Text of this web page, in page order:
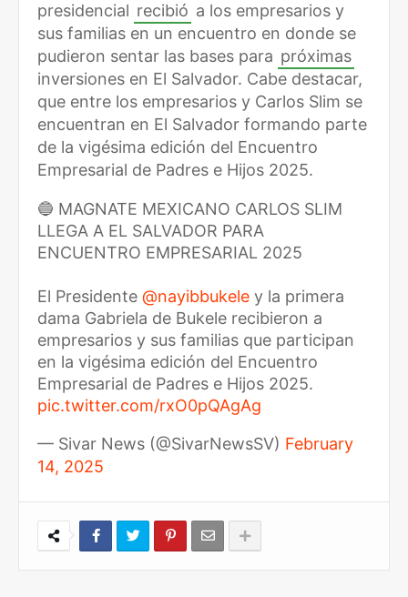
presidencial recibió a los empresarios y
sus familias en un encuentro en donde se
pudieron sentar las bases para próximas
inversiones en El Salvador. Cabe destacar,
que entre los empresarios y Carlos Slim se
encuentran en El Salvador formando parte
de la vigésima edición del Encuentro
Empresarial de Padres e Hijos 2025.
🔵 MAGNATE MEXICANO CARLOS SLIM
LLEGA A EL SALVADOR PARA
ENCUENTRO EMPRESARIAL 2025
El Presidente @nayibbukele y la primera
dama Gabriela de Bukele recibieron a
empresarios y sus familias que participan
en la vigésima edición del Encuentro
Empresarial de Padres e Hijos 2025.
pic.twitter.com/rxO0pQAgAg
— Sivar News (@SivarNewsSV) February
14, 2025